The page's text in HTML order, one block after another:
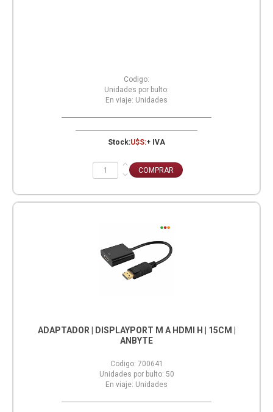
Codigo:
Unidades por bulto:
En viaje: Unidades
Stock:U$S:+ IVA
ADAPTADOR | DISPLAYPORT M A HDMI H | 15CM |
ANBYTE
Codigo: 700641
Unidades por bulto: 50
En viaje: Unidades